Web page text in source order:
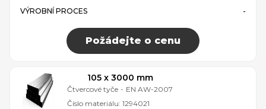
VÝROBNÍ PROCES
-
Požádejte o cenu
105 x 3000 mm
Čtvercové tyče - EN AW-2007
Číslo materiálu: 1294021